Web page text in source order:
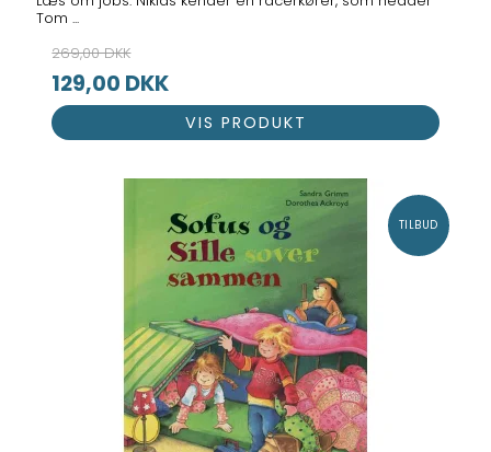
Tom ...
269,00 DKK
129,00 DKK
VIS PRODUKT
TILBUD